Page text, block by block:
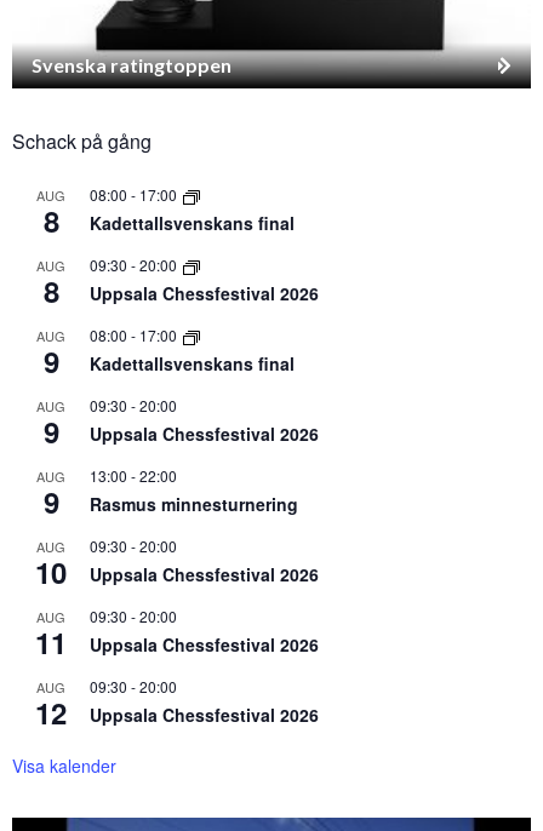
Svenska ratingtoppen
Schack på gång
AUG
8
08:00 - 17:00
Kadettallsvenskans final
AUG
8
09:30 -20:00
Uppsala Chessfestival 2026
AUG
9
08:00 - 17:00
Kadettallsvenskans final
AUG
9
09:30 -20:00
Uppsala Chessfestival 2026
AUG
9
13:00 -22:00
Rasmus minnesturnering
AUG
10
09:30 -20:00
Uppsala Chessfestival 2026
AUG
11
09:30 -20:00
Uppsala Chessfestival 2026
AUG
12
09:30 -20:00
Uppsala Chessfestival 2026
Visa kalender